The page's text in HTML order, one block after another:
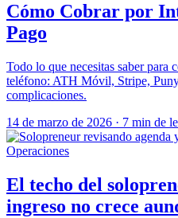
Cómo Cobrar por
Pago
Todo lo que necesitas saber para
teléfono: ATH Móvil, Stripe,
complicaciones.
14 de marzo de 2026 · 7 min de
Operaciones
El techo del
ingreso no crece